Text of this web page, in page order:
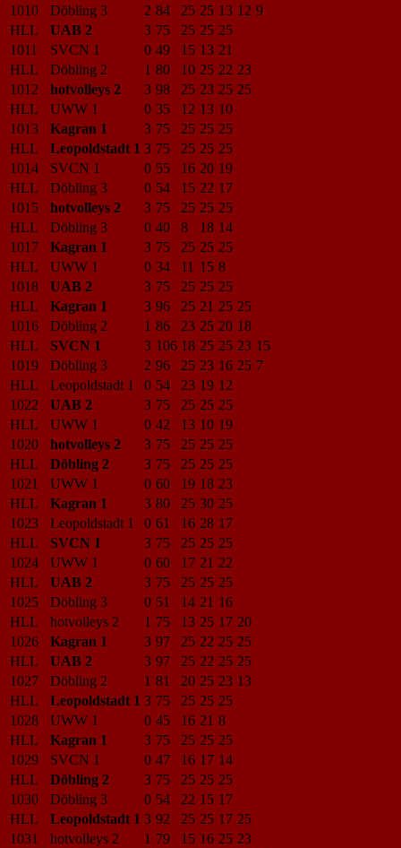
1010 Döbling 3 2 84 25 25 13 12 9
HLL
UAB 2 3 75 25 25 25
1011
SVCN 1 0 49 15 13 21
HLL
Döbling 2 1 80 10 25 22 23
1012
hotvolleys 2 3 98 25 23 25 25
HLL
UWW 1 0 35 12 13 10
1013
Kagran 1 3 75 25 25 25
HLL
Leopoldstadt 1 3 75 25 25 25
1014
SVCN 1 0 55 16 20 19
HLL
Döbling 3 0 54 15 22 17
1015
hotvolleys 2 3 75 25 25 25
HLL
Döbling 3 0 40 8 18 14
1017
Kagran 1 3 75 25 25 25
HLL
UWW 1 0 34 11 15 8
1018
UAB 2 3 75 25 25 25
HLL
Kagran 1 3 96 25 21 25 25
1016
Döbling 2 1 86 23 25 20 18
HLL
SVCN 1 3 106 18 25 25 23 15
1019
Döbling 3 2 96 25 23 16 25 7
HLL
Leopoldstadt 1 0 54 23 19 12
1022
UAB 2 3 75 25 25 25
HLL
UWW 1 0 42 13 10 19
1020
hotvolleys 2 3 75 25 25 25
HLL
Döbling 2 3 75 25 25 25
1021
UWW 1 0 60 19 18 23
HLL
Kagran 1 3 80 25 30 25
1023
Leopoldstadt 1 0 61 16 28 17
HLL
SVCN 1 3 75 25 25 25
1024
UWW 1 0 60 17 21 22
HLL
UAB 2 3 75 25 25 25
1025
Döbling 3 0 51 14 21 16
HLL
hotvolleys 2 1 75 13 25 17 20
1026
Kagran 1 3 97 25 22 25 25
HLL
UAB 2 3 97 25 22 25 25
1027
Döbling 2 1 81 20 25 23 13
HLL
Leopoldstadt 1 3 75 25 25 25
1028
UWW 1 0 45 16 21 8
HLL
Kagran 1 3 75 25 25 25
1029
SVCN 1 0 47 16 17 14
HLL
Döbling 2 3 75 25 25 25
1030
Döbling 3 0 54 22 15 17
HLL
Leopoldstadt 1 3 92 25 25 17 25
1031
hotvolleys 2 1 79 15 16 25 23